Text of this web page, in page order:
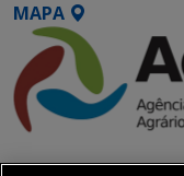
MAPA